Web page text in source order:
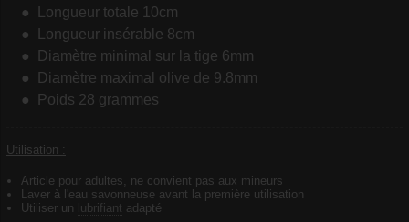
Longueur totale 10cm
Longueur insérable 8cm
Diamètre minimal sur la tige 6mm
Diamètre maximal olive de 9.8mm
Poids 28 grammes
Utilisation :
Article pour adultes, ne convient pas aux mineurs
Laver à l'eau savonneuse avant la première utilisation
Utiliser un lubrifiant adapté